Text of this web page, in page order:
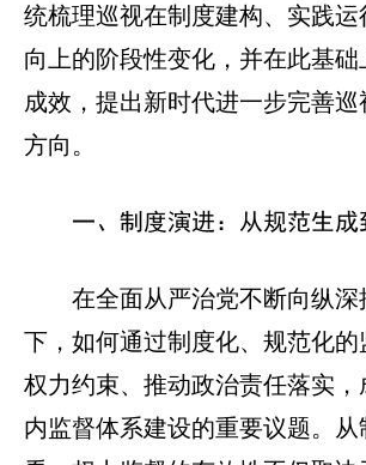
统梳理巡视在制度建构、实践运
向上的阶段性变化，并在此基础
成效，提出新时代进一步完善
方向。
一、制度演进：从规范生成
在全面从严治党不断向纵深
下，如何通过制度化、规范化
权力约束、推动政治责任落实，
内监督体系建设的重要议题。